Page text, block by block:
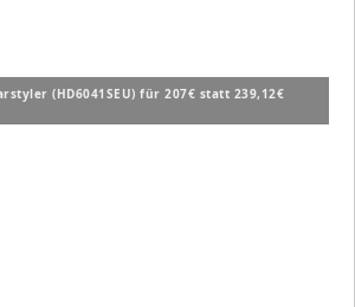
(HD6041SEU) für 207€ statt 239,12€